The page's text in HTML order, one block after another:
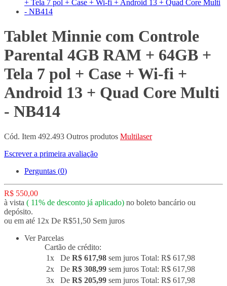
Tablet Minnie com Controle
Parental 4GB RAM + 64GB +
Tela 7 pol + Case + Wi-fi +
Android 13 + Quad Core Multi
- NB414
Cód. Item 492.493 Outros produtos Multilaser
Escrever a primeira avaliação
Perguntas (0)
R$ 550,00
à vista ( 11% de desconto já aplicado) no boleto bancário ou
depósito.
ou em até 12x De R$51,50 Sem juros
Ver Parcelas
Cartão de crédito:
1x
De R$ 617,98 sem juros Total: R$ 617,98
2x
De R$ 308,99 sem juros Total: R$ 617,98
3x
De R$ 205,99 sem juros Total: R$ 617,98